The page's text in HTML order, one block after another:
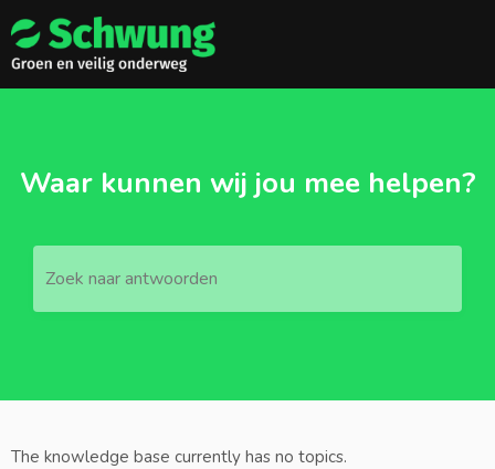
Waar kunnen wij jou mee helpen?
Zoek naar antwoorden
The knowledge base currently has no topics.